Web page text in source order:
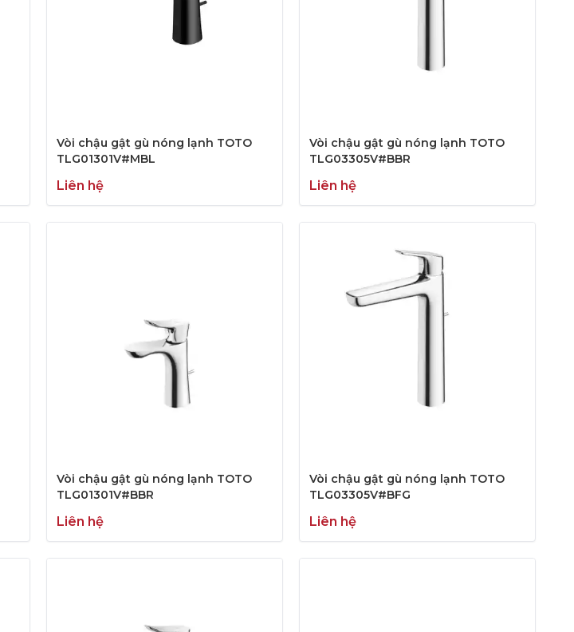
Vòi chậu gật gù nóng lạnh TOTO
TLG01301V#MBL
Liên hệ
Vòi chậu gật gù nóng lạnh TOTO
TLG03305V#BBR
Liên hệ
Vòi chậu gật gù nóng lạnh TOTO
TLG01301V#BBR
Liên hệ
Vòi chậu gật gù nóng lạnh TOTO
TLG03305V#BFG
Liên hệ